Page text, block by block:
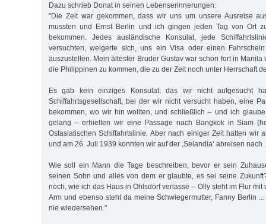
Dazu schrieb Donat in seinen Lebenserinnerungen:
"Die Zeit war gekommen, dass wir uns um unsere Ausreise
mussten und Ernst Berlin und ich gingen jeden Tag von Ort
bekommen. Jedes ausländische Konsulat, jede
versuchten, weigerte sich, uns ein Visa oder einen
auszustellen. Mein ältester Bruder Gustav war schon fort in Manila
die Philip­pinen zu kommen, die zu der Zeit noch unter Herrschaft
Es gab kein einziges Konsulat, das wir nicht aufgesucht
Schiffahrtsgesellschaft, bei der wir nicht versucht haben, eine
bekommen, wo wir hin wollten, und schließlich – und ich
gelang – erhielten wir eine Passage nach Bangkok in Siam
Ostasiatischen Schiffahrtslinie. Aber nach einiger Zeit hatten wir
und am 26. Juli 1939 konnten wir auf der ,Selandia‘ abreisen nach
Wie soll ein Mann die Tage beschreiben, bevor er sein
seinen Sohn und alles von dem er glaubte, es sei seine
noch, wie ich das Haus in Ohlsdorf verlasse – Olly steht im Flur mit
Arm und ebenso steht da meine Schwiegermutter, Fanny Berlin
nie wiedersehen."